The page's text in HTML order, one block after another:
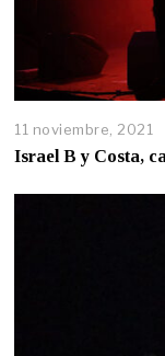
11 noviembre, 2021
Israel B y Costa,